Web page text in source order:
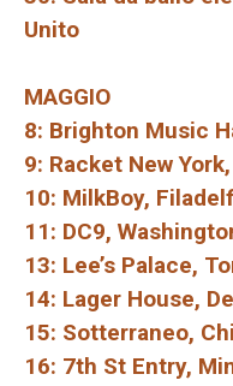
Unito
MAGGIO
8: Brighton Music
9: Racket New
10: MilkBoy,
11: DC9,
13: Lee’s Palace,
14: Lager House,
15: Sotterraneo,
16: 7th St Entry,